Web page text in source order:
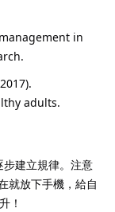
in
adults.
建立規律。注意
就放下手機，給自
！